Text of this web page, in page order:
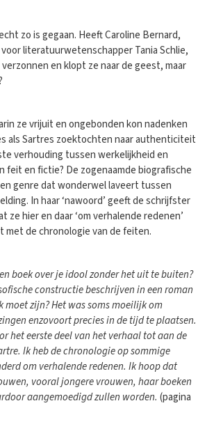
zo is gegaan. Heeft Caroline Bernard,
literatuurwetenschapper Tania Schlie,
en klopt ze naar de geest, maar
ze vrijuit en ongebonden kon nadenken
als Sartres zoektochten naar authenticiteit
verhouding tussen werkelijkheid en
feit en fictie? De zogenaamde biografische
genre dat wonderwel laveert tussen
In haar ‘nawoord’ geeft de schrijfster
ze hier en daar ‘om verhalende redenen’
met de chronologie van de feiten.
boek over je idool zonder het uit te buiten?
constructie beschrijven in een roman
moet zijn? Het was soms moeilijk om
enzovoort precies in de tijd te plaatsen.
het eerste deel van het verhaal tot aan de
Ik heb de chronologie op sommige
om verhalende redenen. Ik hoop dat
vooral jongere vrouwen, haar boeken
aangemoedigd zullen worden. (pagina